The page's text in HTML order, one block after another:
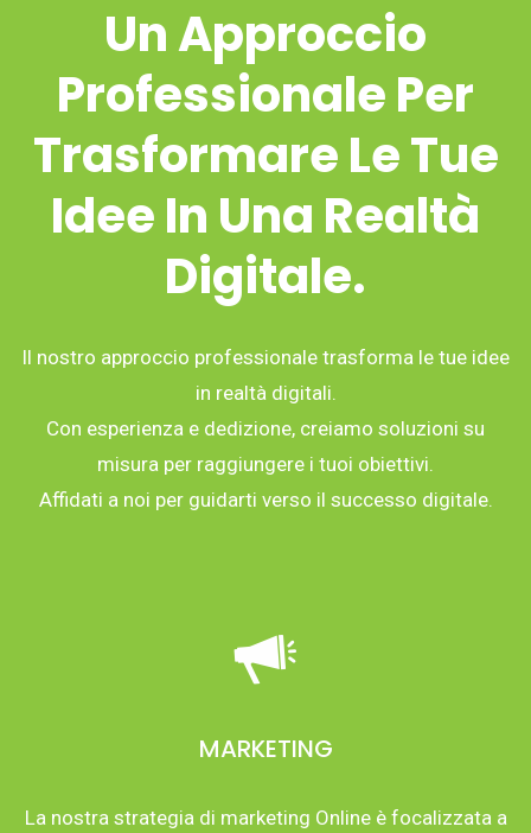
Un Approccio
Professionale Per
Trasformare Le Tue
Idee In Una Realtà
Digitale.
Il nostro approccio professionale trasforma le tue idee
in realtà digitali.
Con esperienza e dedizione, creiamo soluzioni su
misura per raggiungere i tuoi obiettivi.
Affidati a noi per guidarti verso il successo digitale.
MARKETING
La nostra strategia di marketing Online è focalizzata a